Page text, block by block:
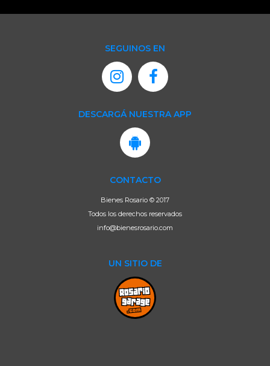
SEGUINOS EN
DESCARGÁ NUESTRA APP
CONTACTO
Bienes Rosario © 2017
Todos los derechos reservados
info@bienesrosario.com
UN SITIO DE